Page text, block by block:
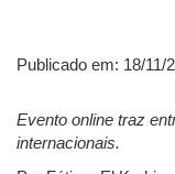
Publicado em: 18/11/
Evento online traz
internacionais.